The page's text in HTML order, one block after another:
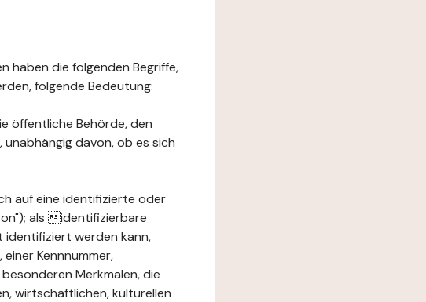
haben die folgenden Begriffe,
folgende Bedeutung:
öffentliche Behörde, den
davon, ob es sich
auf eine identifizierte oder
als identifizierbare
identifiziert werden kann,
Kennnummer,
Merkmalen, die
wirtschaftlichen, kulturellen